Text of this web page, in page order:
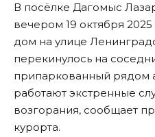
В посёлке Дагомыс
вечером 19 октября
дом на улице
перекинулось на
припаркованный рядом
работают экстренные
возгорания, сообщает
курорта.